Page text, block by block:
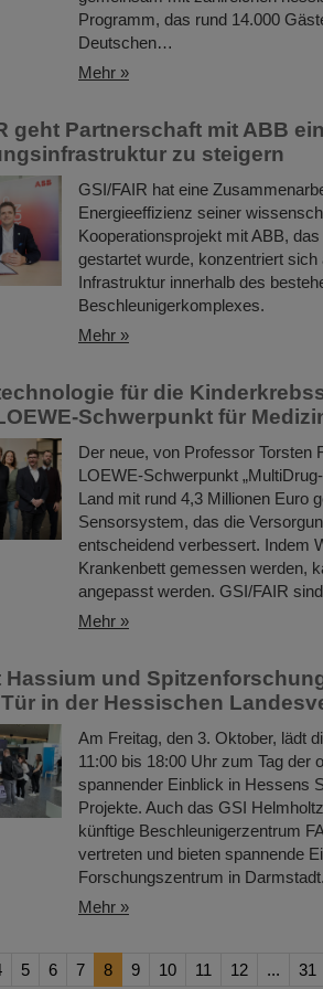
Programm, das rund 14.000
Deutschen…
Mehr »
geht Partnerschaft mit ABB
zu steigern
GSI/FAIR hat eine
Energieeffizienz seiner
Kooperationsprojekt mit ABB,
gestartet wurde, konzentriert
Infrastruktur innerhalb des
Beschleunigerkomplexes.
Mehr »
für die
Schwerpunkt für
Der neue, von Professor Torsten
LOEWE-Schwerpunkt
Land mit rund 4,3 Millionen Euro
Sensorsystem, das die
entscheidend verbessert. Indem
Krankenbett gemessen werden,
angepasst werden. GSI/FAIR
Mehr »
Hassium und
in der Hessischen
Am Freitag, den 3. Oktober, lädt
11:00 bis 18:00 Uhr zum Tag der
spannender Einblick in Hessens
Projekte. Auch das GSI
künftige Beschleunigerzentrum
vertreten und bieten spannende
Forschungszentrum in
Mehr »
5 6 7 8 9 10 11 12 ... 31